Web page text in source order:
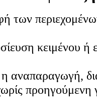
των
κειμένου
η αναπαραγωγή,
προηγούμενη